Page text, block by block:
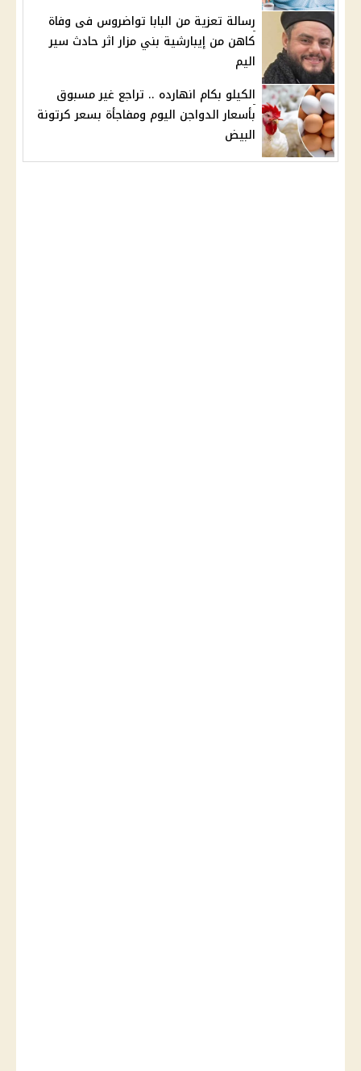
رسالة تعزية من البابا تواضروس فى وفاة
كاهن من إيبارشية بني مزار اثر حادث سير
اليم
الكيلو بكام انهارده .. تراجع غير مسبوق
بأسعار الدواجن اليوم ومفاجأة بسعر كرتونة
البيض